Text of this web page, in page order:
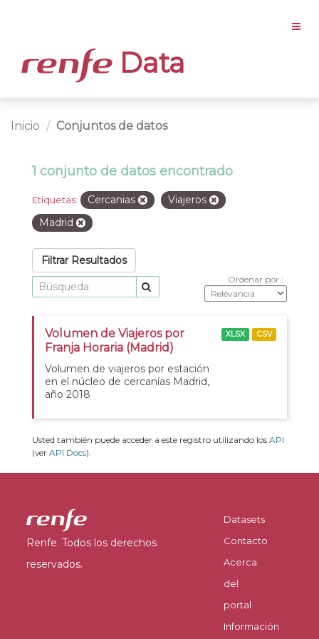
Data
Inicio Conjuntos de datos
1 conjunto de datos encontrado
Etiquetas: Cercanias
Viajeros
Madrid
Filtrar Resultados
Ordenar por
Volumen de Viajeros por
Franja Horaria (Madrid)
Volumen de viajeros por estación
en el núcleo de cercanías Madrid,
año 2018
XLSX CSV
Usted también puede acceder a este registro utilizando los API
(ver API Docs).
Renfe. Todos los derechos
reservados.
Datasets
Contacto
Acerca
del
portal
Información